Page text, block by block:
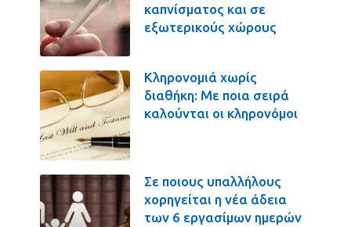
καπνίσματος και σε
εξωτερικούς χώρους
Κληρονομιά χωρίς
διαθήκη: Με ποια σειρά
καλούνται οι κληρονόμοι
Σε ποιους υπαλλήλους
χορηγείται η νέα άδεια
των 6 εργασίμων ημερών